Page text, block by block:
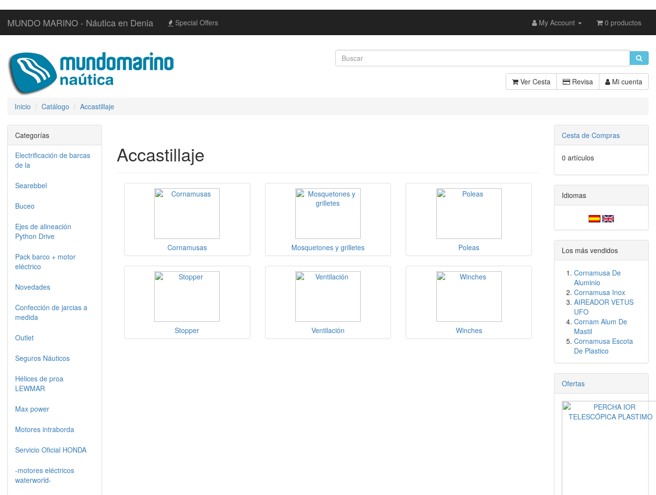
MUNDO MARINO - Náutica en Denia Special Offers My Account 0 productos
Ver Cesta Revisa Mi cuenta
Inicio Catálogo Accastillaje
Accastillaje
Cornamusas Mosquetones y grilletes Poleas
Stopper Ventilación Winches
Categorías
Electrificación de barcas
de la
Searebbel
Buceo
Ejes de alineación
Python Drive
Pack barco + motor
eléctrico
Novedades
Confección de jarcias a
medida
Outlet
Seguros Náuticos
Hélices de proa
LEWMAR
Max power
Motores intraborda
Servicio Oficial HONDA
-motores eléctricos
waterworld-
Cesta de Compras
0 artículos
Idiomas
Los más vendidos
Cornamusa De
Aluminio
Cornamusa Inox
AIREADOR VETUS
UFO
Cornam Alum De
Mastil
Cornamusa Escota
De Plastico
Ofertas